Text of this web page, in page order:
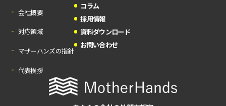
会社概要
対応領域
マザーハンズの指針
代表挨拶
コラム
採用情報
資料ダウンロード
お問い合わせ